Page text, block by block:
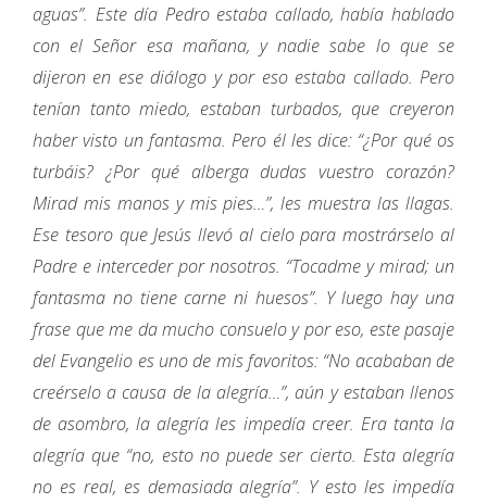
aguas”. Este día Pedro estaba callado, había hablado
con el Señor esa mañana, y nadie sabe lo que se
dijeron en ese diálogo y por eso estaba callado. Pero
tenían tanto miedo, estaban turbados, que creyeron
haber visto un fantasma. Pero él les dice: “¿Por qué os
turbáis? ¿Por qué alberga dudas vuestro corazón?
Mirad mis manos y mis pies…”, les muestra las llagas.
Ese tesoro que Jesús llevó al cielo para mostrárselo al
Padre e interceder por nosotros. “Tocadme y mirad; un
fantasma no tiene carne ni huesos”. Y luego hay una
frase que me da mucho consuelo y por eso, este pasaje
del Evangelio es uno de mis favoritos: “No acababan de
creérselo a causa de la alegría…”, aún y estaban llenos
de asombro, la alegría les impedía creer. Era tanta la
alegría que “no, esto no puede ser cierto. Esta alegría
no es real, es demasiada alegría”. Y esto les impedía